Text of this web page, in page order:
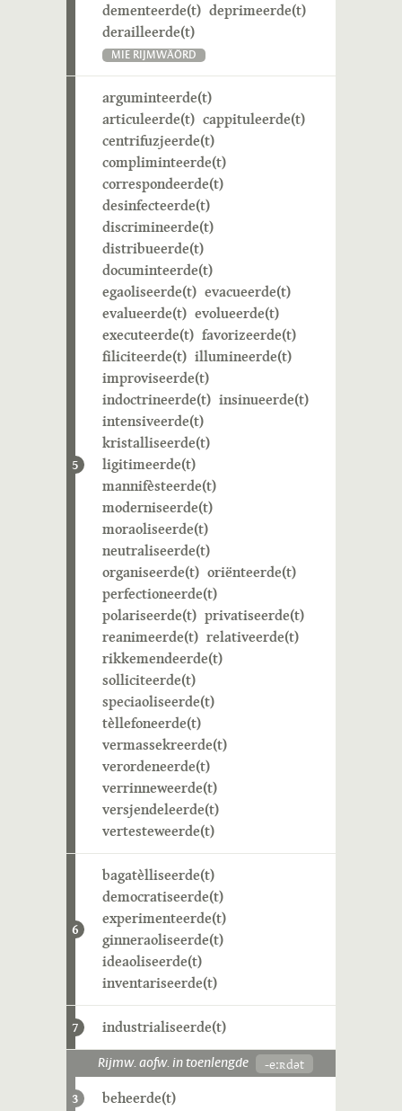
dementeerde(t) deprimeerde(t)
derailleerde(t)
MIE RIJMWÄÖRD
5
arguminteerde(t)
articuleerde(t) cappituleerde(t)
centrifuzjeerde(t)
compliminteerde(t)
correspondeerde(t)
desinfecteerde(t)
discrimineerde(t)
distribueerde(t)
documinteerde(t)
egaoliseerde(t) evacueerde(t)
evalueerde(t) evolueerde(t)
executeerde(t) favorizeerde(t)
filiciteerde(t) illumineerde(t)
improviseerde(t)
indoctrineerde(t) insinueerde(t)
intensiveerde(t)
kristalliseerde(t)
ligitimeerde(t)
mannifèsteerde(t)
moderniseerde(t)
moraoliseerde(t)
neutraliseerde(t)
organiseerde(t) oriënteerde(t)
perfectioneerde(t)
polariseerde(t) privatiseerde(t)
reanimeerde(t) relativeerde(t)
rikkemendeerde(t)
solliciteerde(t)
speciaoliseerde(t)
tèllefoneerde(t)
vermassekreerde(t)
verordeneerde(t)
verrinneweerde(t)
versjendeleerde(t)
vertesteweerde(t)
6
bagatèlliseerde(t)
democratiseerde(t)
experimenteerde(t)
ginneraoliseerde(t)
ideaoliseerde(t)
inventariseerde(t)
7 industrialiseerde(t)
Rijmw. aofw. in toenlengde -eːʀdət
3 beheerde(t)